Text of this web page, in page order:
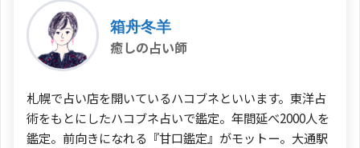
箱舟冬羊
癒しの占い師
札幌で占い店を開いているハコブネといいます。東洋占
術をもとにしたハコブネ占いで鑑定。年間延べ2000人を
鑑定。前向きになれる『甘口鑑定』がモットー。大通駅